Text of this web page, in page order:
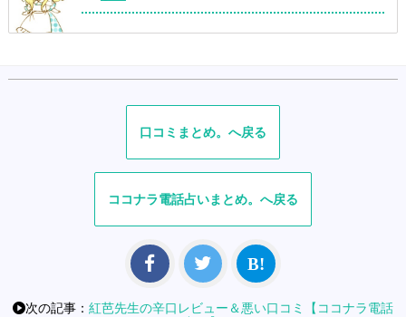
口コミ
ココナラ電話占い
次の記事： 紅芭先生の辛口レビュー＆悪い口コミ【ココナラ電話